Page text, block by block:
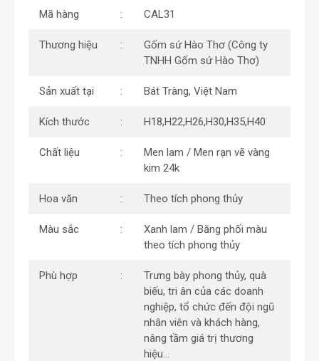
Mã hàng CAL31
Thương hiệu
Gốm sứ Hào Thơ (Công ty
TNHH Gốm sứ Hào Thơ)
Sản xuất tại Bát Tràng, Việt Nam
Kích thước H18,H22,H26,H30,H35,H40
Chất liệu
Men lam / Men rạn vẽ vàng
kim 24k
Hoa văn Theo tích phong thủy
Màu sắc
Xanh lam / Băng phối màu
theo tích phong thủy
Phù hợp
Trưng bày phong thủy, quà
biếu, tri ân của các doanh
nghiệp, tổ chức đến đội ngũ
nhân viên và khách hàng,
nâng tầm giá trị thương
hiệu…